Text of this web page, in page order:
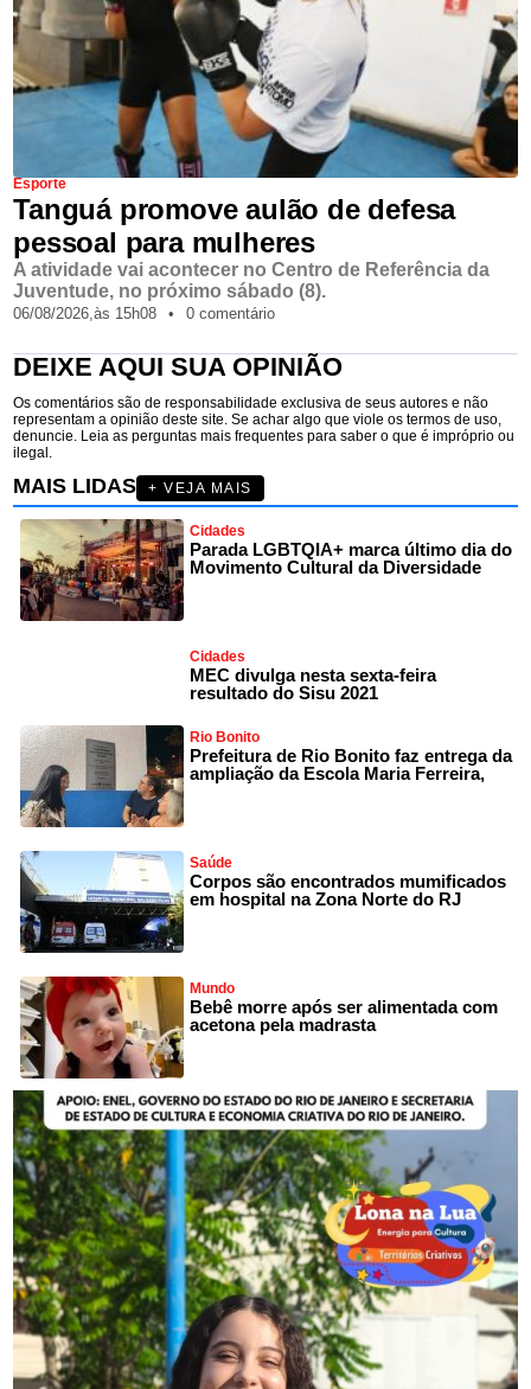
Esporte
Tanguá promove aulão de defesa
pessoal para mulheres
A atividade vai acontecer no Centro de Referência da
Juventude, no próximo sábado (8).
06/08/2026,às 15h08 • 0 comentário
DEIXE AQUI SUA OPINIÃO
Os comentários são de responsabilidade exclusiva de seus autores e não
representam a opinião deste site. Se achar algo que viole os termos de uso,
denuncie. Leia as perguntas mais frequentes para saber o que é impróprio ou
ilegal.
MAIS LIDAS + VEJA MAIS
Cidades
Parada LGBTQIA+ marca último dia do
Movimento Cultural da Diversidade
Cidades
MEC divulga nesta sexta-feira
resultado do Sisu 2021
Rio Bonito
Prefeitura de Rio Bonito faz entrega da
ampliação da Escola Maria Ferreira,
Saúde
Corpos são encontrados mumificados
em hospital na Zona Norte do RJ
Mundo
Bebê morre após ser alimentada com
acetona pela madrasta